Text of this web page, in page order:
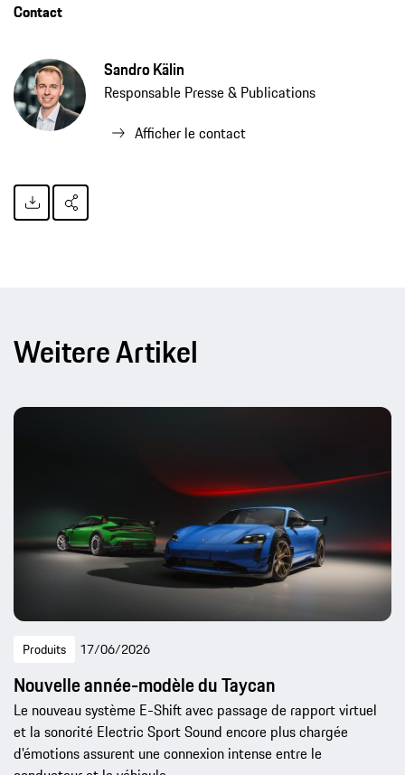
Contact
Sandro Kälin
Responsable Presse & Publications
Afficher le contact
Weitere Artikel
Produits 17/06/2026
Nouvelle année-modèle du Taycan
Le nouveau système E-Shift avec passage de rapport virtuel
et la sonorité Electric Sport Sound encore plus chargée
d'émotions assurent une connexion intense entre le